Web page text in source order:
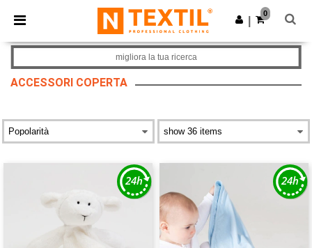
× App Ntextil
Prezzi migliori sull'app!
Scarica app
0
ACCESSORI COPERTA
migliora la tua ricerca